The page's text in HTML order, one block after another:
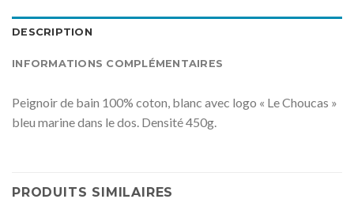
DESCRIPTION
INFORMATIONS COMPLÉMENTAIRES
Peignoir de bain 100% coton, blanc avec logo « Le Choucas »
bleu marine dans le dos. Densité 450g.
PRODUITS SIMILAIRES